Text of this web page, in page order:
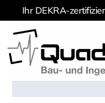
Ihr DEKRA-